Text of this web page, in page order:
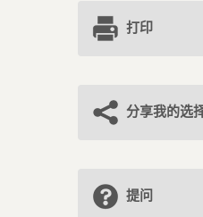
打印
分享我的选
提问